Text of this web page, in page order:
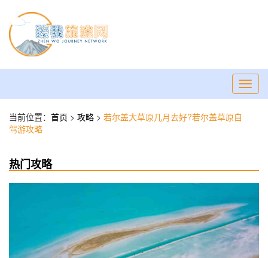
当前位置： 首页 > 攻略 > 若尔盖大草原几月去好?若尔盖草原自
驾游攻略
热门攻略